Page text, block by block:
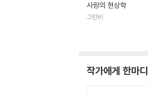
사랑의 현상학
그린비
작가에게 한마디